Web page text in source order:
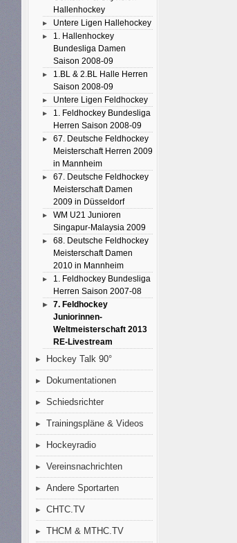
Hallenhockey
Untere Ligen Hallehockey
1. Hallenhockey
Bundesliga Damen
Saison 2008-09
1.BL & 2.BL Halle Herren
Saison 2008-09
Untere Ligen Feldhockey
1. Feldhockey Bundesliga
Herren Saison 2008-09
67. Deutsche Feldhockey
Meisterschaft Herren 2009
in Mannheim
67. Deutsche Feldhockey
Meisterschaft Damen
2009 in Düsseldorf
WM U21 Junioren
Singapur-Malaysia 2009
68. Deutsche Feldhockey
Meisterschaft Damen
2010 in Mannheim
1. Feldhockey Bundesliga
Herren Saison 2007-08
7. Feldhockey
Juniorinnen-
Weltmeisterschaft 2013
RE-Livestream
Hockey Talk 90°
Dokumentationen
Schiedsrichter
Trainingspläne & Videos
Hockeyradio
Vereinsnachrichten
Andere Sportarten
CHTC.TV
THCM & MTHC.TV